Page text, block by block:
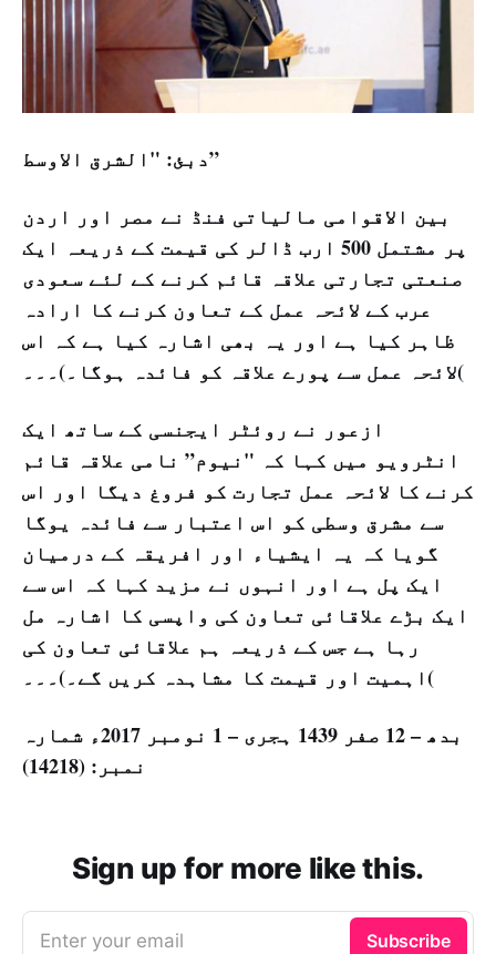
دبئ: "الشرق الاوسط”
بین الاقوامی مالیاتی فنڈ نے مصر اور اردن
پر مشتمل 500 ارب ڈالر کی قیمت کے ذریعہ ایک
صنعتی تجارتی علاقہ قائم کرنے کے لئے سعودی
عرب کے لائحہ عمل کے تعاون کرنے کا ارادہ
ظاہر کیا ہے اور یہ بھی اشارہ کیا ہے کہ اس
لائحہ عمل سے پورے علاقہ کو فائدہ ہوگا۔)۔۔۔(
ازعور نے روئٹر ایجنسی کے ساتھ ایک
انٹرویو میں کہا کہ "نیوم” نامی علاقہ قائم
کرنے کا لائحہ عمل تجارت کو فروغ دیگا اور اس
سے مشرق وسطی کو اس اعتبار سے فائدہ یوگا
گویا کہ یہ ایشیاء اور افریقہ کے درمیان
ایک پل ہے اور انہوں نے مزید کہا کہ اس سے
ایک بڑے علاقائی تعاون کی واپسی کا اشارہ مل
رہا ہے جس کے ذریعہ ہم علاقائی تعاون کی
اہمیت اور قیمت کا مشاہدہ کریں گے۔)۔۔۔(
بدھ – 12 صفر 1439 ہجری – 1 نومبر 2017ء شمارہ
نمبر: (14218)
Sign up for more like this.
Enter your email Subscribe